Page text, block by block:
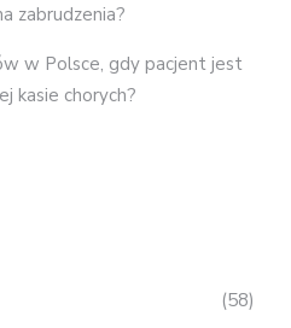
zabrudzenia?
w Polsce, gdy pacjent jest
kasie chorych?
58